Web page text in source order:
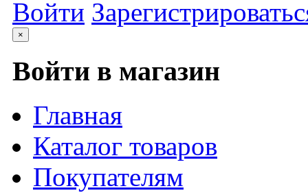
Войти
×
Войти в магазин
Главная
Каталог товаров
Покупателям